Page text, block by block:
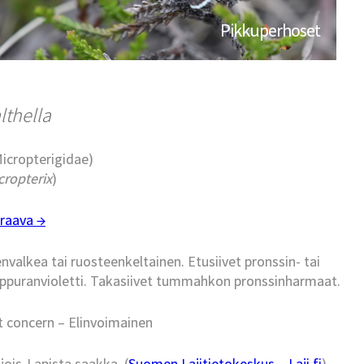
Pikkuperhoset
)
→
tai ruosteenkeltainen. Etusiivet pronssin- tai
Takasiivet tummahkon pronssinharmaat.
concern – Elinvoimainen